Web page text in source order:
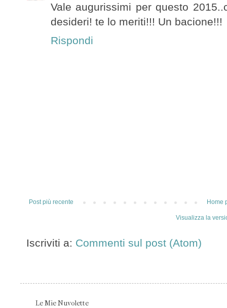
Vale augurissimi per questo
desideri! te lo meriti!!! Un bacione!!!
Rispondi
Post più recente Home
Visualizza la
Iscriviti a: Commenti sul post (Atom)
Le Mie Nuvolette